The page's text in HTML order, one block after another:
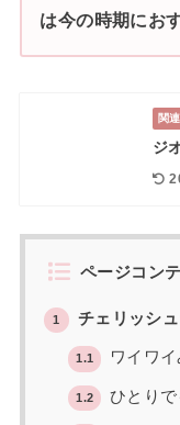
は今の時期にお
関
ジ
ページコン
1 チェリッシ
1.1 ワイワ
1.2 ひとり